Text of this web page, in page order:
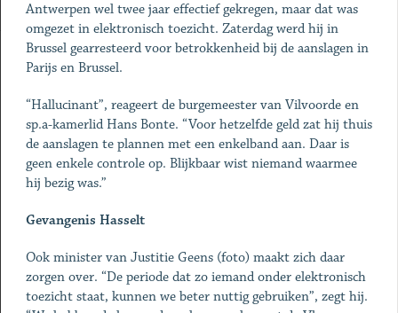
Antwerpen wel twee jaar effectief gekregen, maar dat was
omgezet in elektronisch toezicht. Zaterdag werd hij in
Brussel gearresteerd voor betrokkenheid bij de aanslagen in
Parijs en Brussel.
“Hallucinant”, reageert de burgemeester van Vilvoorde en
sp.a-kamerlid Hans Bonte. “Voor hetzelfde geld zat hij thuis
de aanslagen te plannen met een enkelband aan. Daar is
geen enkele controle op. Blijkbaar wist niemand waarmee
hij bezig was.”
Gevangenis Hasselt
Ook minister van Justitie Geens (foto) maakt zich daar
zorgen over. “De periode dat zo iemand onder elektronisch
toezicht staat, kunnen we beter nuttig gebruiken”, zegt hij.